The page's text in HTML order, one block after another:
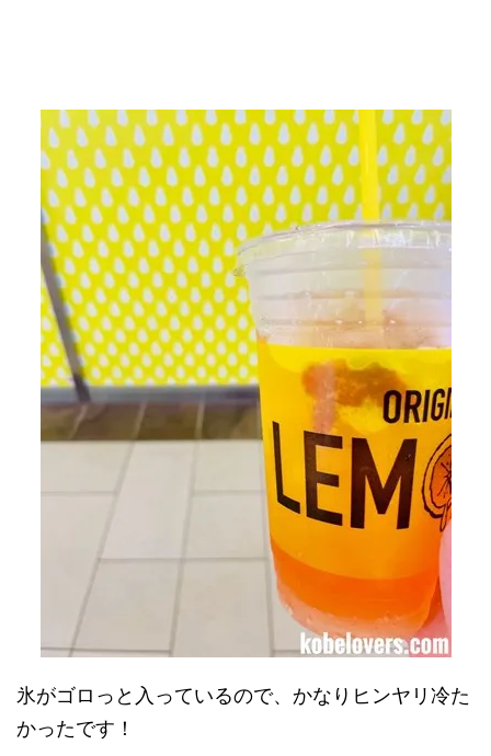
氷がゴロっと入っているので、かなりヒンヤリ冷た
かったです！